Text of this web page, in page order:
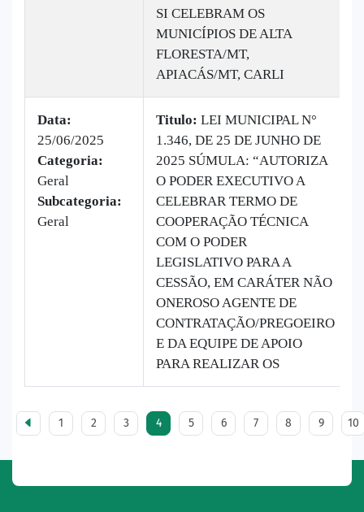
SI CELEBRAM OS
MUNICÍPIOS DE ALTA
FLORESTA/MT,
APIACÁS/MT, CARLI
Data:
25/06/2025
Categoria:
Geral
Subcategoria:
Geral
Titulo: LEI MUNICIPAL N°
1.346, DE 25 DE JUNHO DE
2025 SÚMULA: “AUTORIZA
O PODER EXECUTIVO A
CELEBRAR TERMO DE
COOPERAÇÃO TÉCNICA
COM O PODER
LEGISLATIVO PARA A
CESSÃO, EM CARÁTER NÃO
ONEROSO AGENTE DE
CONTRATAÇÃO/PREGOEIRO
E DA EQUIPE DE APOIO
PARA REALIZAR OS
1 2 3 4 5 6 7 8 9 10